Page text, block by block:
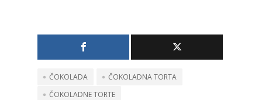
ČOKOLADA
ČOKOLADNA TORTA
ČOKOLADNE TORTE